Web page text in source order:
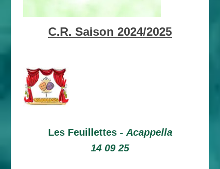
C.R. Saison 2024/2025
Les Feuillettes - Acappella
14 09 25